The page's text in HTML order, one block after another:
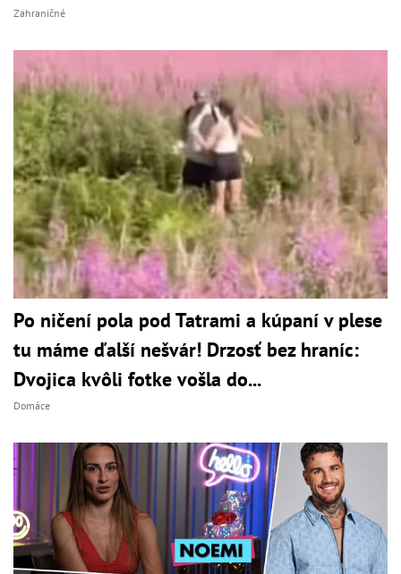
Zahraničné
Po ničení pola pod Tatrami a kúpaní v plese
tu máme ďalší nešvár! Drzosť bez hraníc:
Dvojica kvôli fotke vošla do...
Domáce